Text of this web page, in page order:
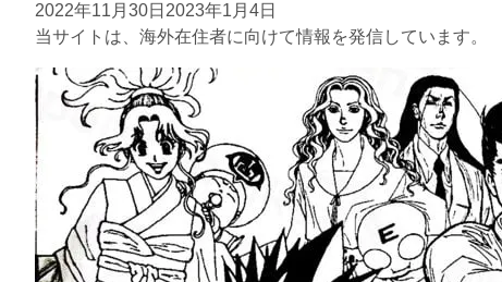
2022年11月30日 2023年1月4日
当サイトは、海外在住者に向けて情報を発信しています。